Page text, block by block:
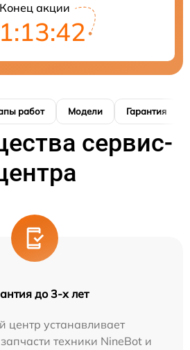
Конец акции
работ Модели Гарантия
сервис-
до 3-х лет
центр устанавливает
техники NineBot и